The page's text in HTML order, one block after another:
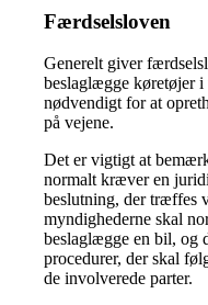
Færdselsloven
Generelt giver
beslaglægge køretøjer i
nødvendigt for at
på vejene.
Det er vigtigt at
normalt kræver en
beslutning, der træffes
myndighederne skal
beslaglægge en bil, og
procedurer, der skal
de involverede parter.